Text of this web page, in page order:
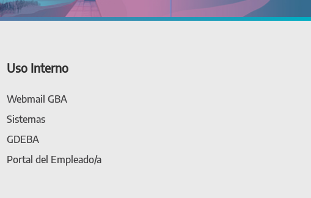
Uso Interno
Webmail GBA
Sistemas
GDEBA
Portal del Empleado/a